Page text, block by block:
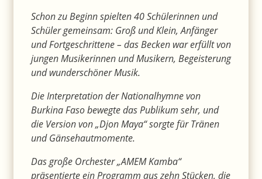
Schon zu Beginn spielten 40 Schülerinnen und
Schüler gemeinsam: Groß und Klein, Anfänger
und Fortgeschrittene – das Becken war erfüllt von
jungen Musikerinnen und Musikern, Begeisterung
und wunderschöner Musik.
Die Interpretation der Nationalhymne von
Burkina Faso bewegte das Publikum sehr, und
die Version von „Djon Maya“ sorgte für Tränen
und Gänsehautmomente.
Das große Orchester „AMEM Kamba“
präsentierte ein Programm aus zehn Stücken, die